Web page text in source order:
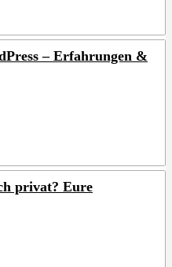
– Erfahrungen &
privat? Eure